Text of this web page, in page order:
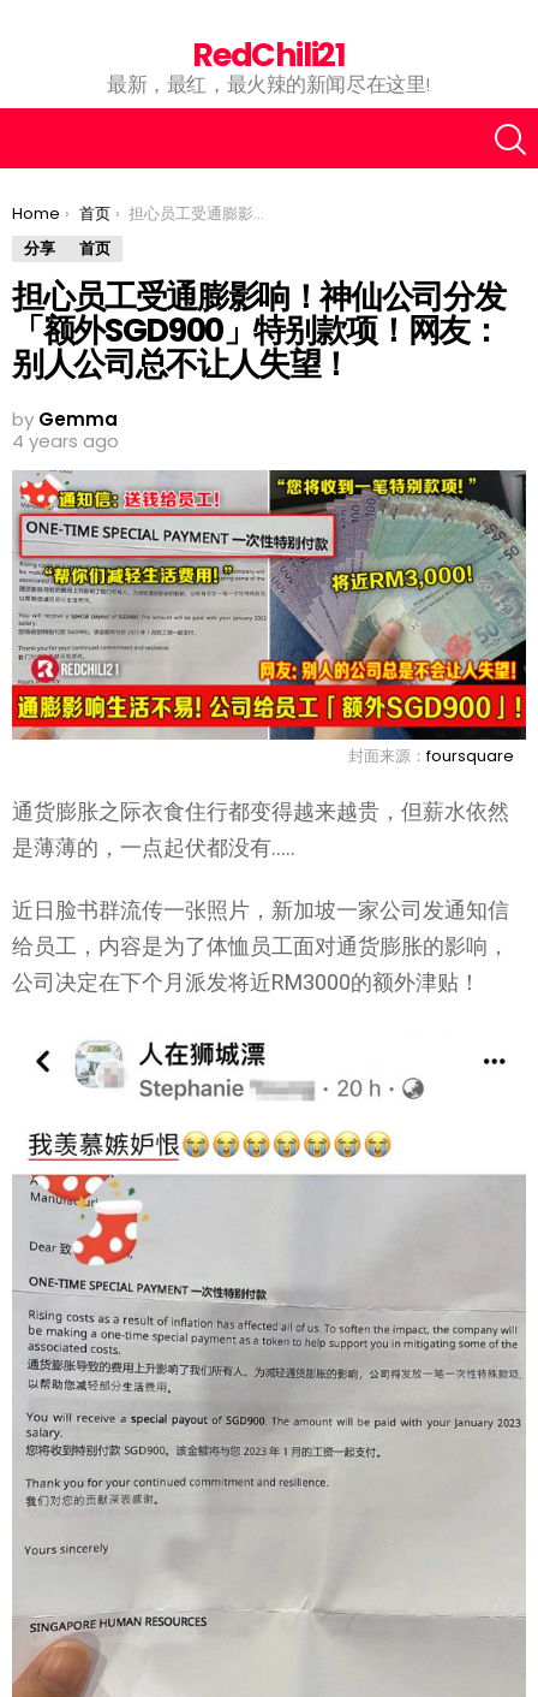
RedChili21
最新，最红，最火辣的新闻尽在这里!
You are here:
Home 首页
担心员工受通膨影响！神仙公司分发「额外SGD900」特别款项！网友：别人公司总不让人失望！
分享
首页
担心员工受通膨影响！神仙公司分发
「额外SGD900」特别款项！网友：
别人公司总不让人失望！
by Gemma
4 years ago
封面来源：foursquare
通货膨胀之际衣食住行都变得越来越贵，但薪水依然
是薄薄的，一点起伏都没有…..
近日脸书群流传一张照片，新加坡一家公司发通知信
给员工，内容是为了体恤员工面对通货膨胀的影响，
公司决定在下个月派发将近RM3000的额外津贴！